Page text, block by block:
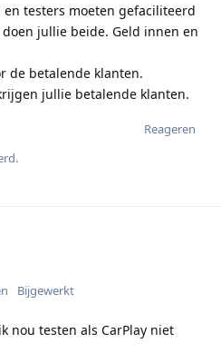
testers moeten gefaciliteerd
jullie beide. Geld innen en
de betalende klanten.
jullie betalende klanten.
Reageren
.
Bijgewerkt
nou testen als CarPlay niet